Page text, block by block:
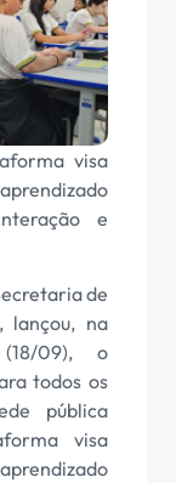
visa
e
de
lançou, na
09), o
todos os
pública
visa